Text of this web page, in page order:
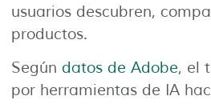
usuarios descubren,
productos.
Según datos de Adobe, el
por herramientas de IA